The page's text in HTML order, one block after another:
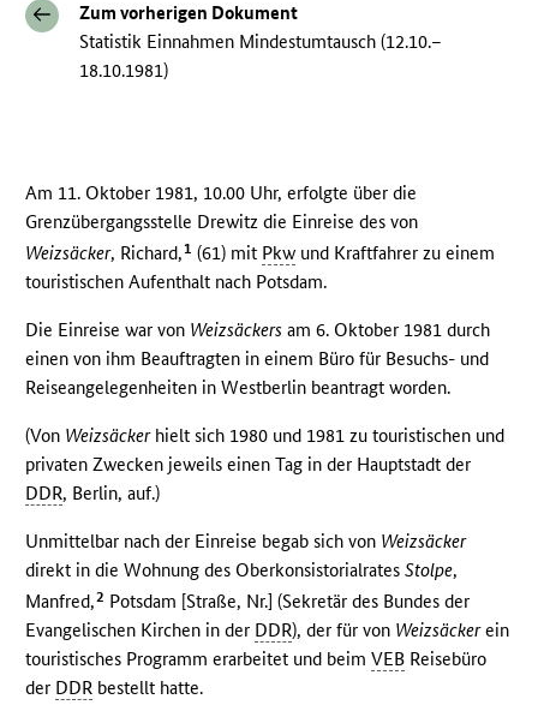
Zum vorherigen Dokument
Statistik Einnahmen Mindestumtausch (12.10.–
18.10.1981)
Am 11. Oktober 1981, 10.00 Uhr, erfolgte über die
Grenzübergangsstelle Drewitz die Einreise des von
Weizsäcker, Richard,1 (61) mit Pkw und Kraftfahrer zu einem
touristischen Aufenthalt nach Potsdam.
Die Einreise war von Weizsäckers am 6. Oktober 1981 durch
einen von ihm Beauftragten in einem Büro für Besuchs- und
Reiseangelegenheiten in Westberlin beantragt worden.
(Von Weizsäckerhielt sich 1980 und 1981 zu touristischen und
privaten Zwecken jeweils einen Tag in der Hauptstadt der
DDR, Berlin, auf.)
Unmittelbar nach der Einreise begab sich von Weizsäcker
direkt in die Wohnung des OberkonsistorialratesStolpe,
Manfred,2 Potsdam [Straße, Nr.] (Sekretär des Bundes der
Evangelischen Kirchen in der DDR), der für von Weizsäckerein
touristisches Programm erarbeitet und beimVEB Reisebüro
der DDR bestellt hatte.